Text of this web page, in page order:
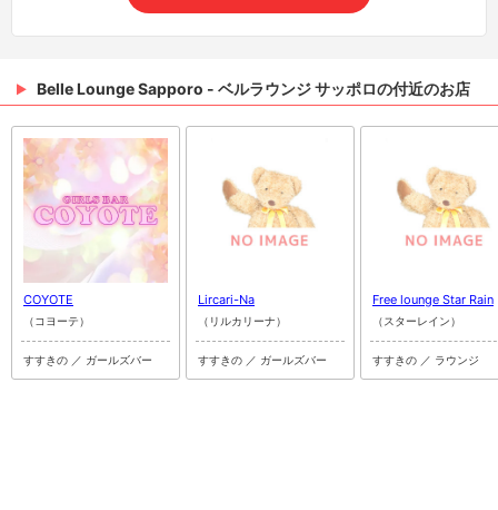
Belle Lounge Sapporo - ベルラウンジ サッポロの付近のお店
COYOTE
（コヨーテ）
すすきの ／ ガールズバー
Lircari-Na
（リルカリーナ）
すすきの ／ ガールズバー
Free lounge Star Rain
（スターレイン）
すすきの ／ ラウンジ